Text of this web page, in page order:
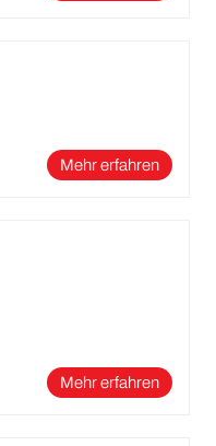
Mehr erfahren
Mehr erfahren